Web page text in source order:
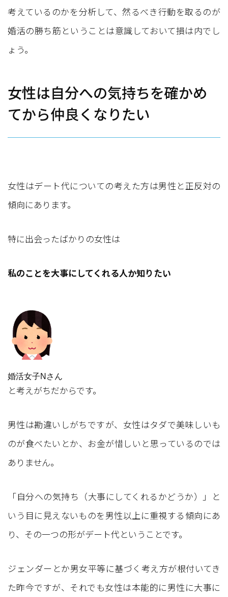
考えているのかを分析して、然るべき行動を取るのが
婚活の勝ち筋ということは意識しておいて損は内でし
ょう。
女性は自分への気持ちを確かめ
てから仲良くなりたい
女性はデート代についての考えた方は男性と正反対の
傾向にあります。
特に出会ったばかりの女性は
私のことを大事にしてくれる人か知りたい
婚活女子Nさん
と考えがちだからです。
男性は勘違いしがちですが、女性はタダで美味しいも
のが食べたいとか、お金が惜しいと思っているのでは
ありません。
「自分への気持ち（大事にしてくれるかどうか）」と
いう目に見えないものを男性以上に重視する傾向にあ
り、その一つの形がデート代ということです。
ジェンダーとか男女平等に基づく考え方が根付いてき
た昨今ですが、それでも女性は本能的に男性に大事に